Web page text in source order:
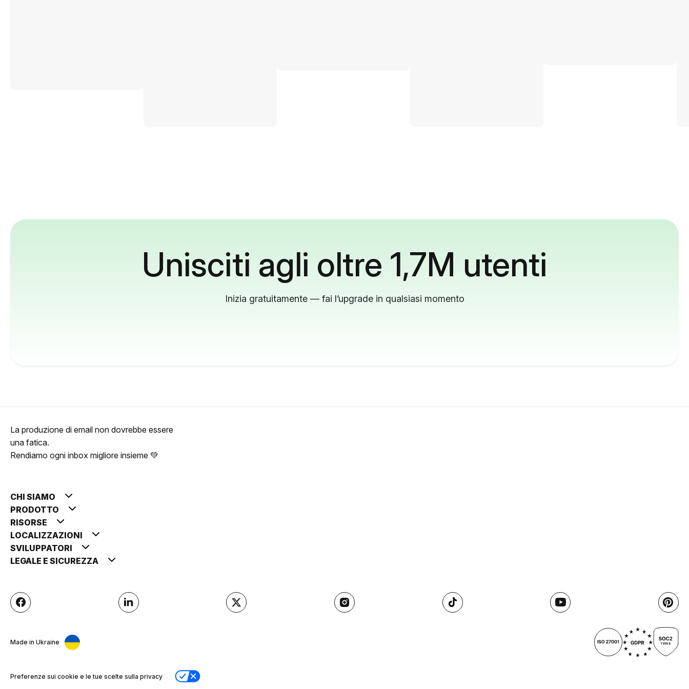
Unisciti agli oltre 1,7M utenti
Inizia gratuitamente — fai l’upgrade in qualsiasi momento
La produzione di email non dovrebbe essere
una fatica.
Rendiamo ogni inbox migliore insieme 💚
CHI SIAMO
PRODOTTO
RISORSE
LOCALIZZAZIONI
SVILUPPATORI
LEGALE E SICUREZZA
Made in Ukraine
Preferenze sui cookie e le tue scelte sulla privacy